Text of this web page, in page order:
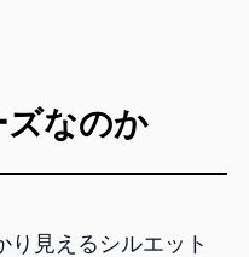
なのか
り見えるシルエット